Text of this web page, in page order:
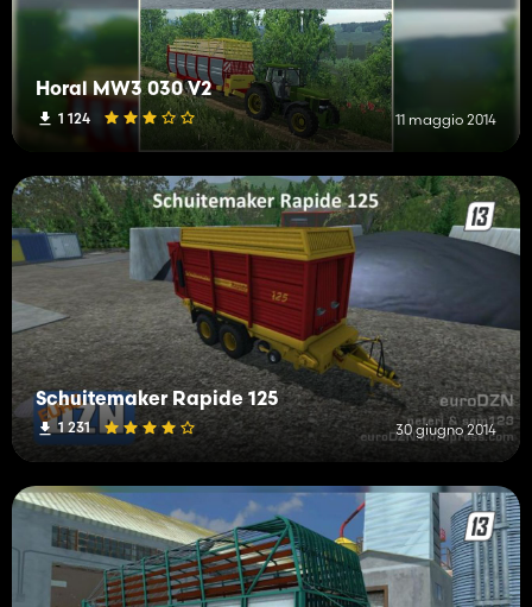
Horal MW3 030 V2
1 124 11 maggio 2014
Schuitemaker Rapide 125
1 231 30 giugno 2014